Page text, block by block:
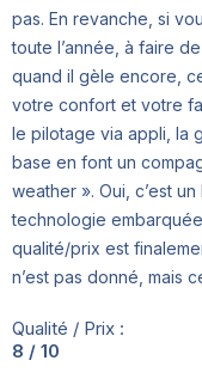
pas. En revanche, si
toute l’année, à faire
quand il gèle encore,
votre confort et votre
le pilotage via appli, la
base en font un
weather ». Oui, c’est
technologie
qualité/prix est
n’est pas donné, mais
Qualité / Prix :
8 / 10